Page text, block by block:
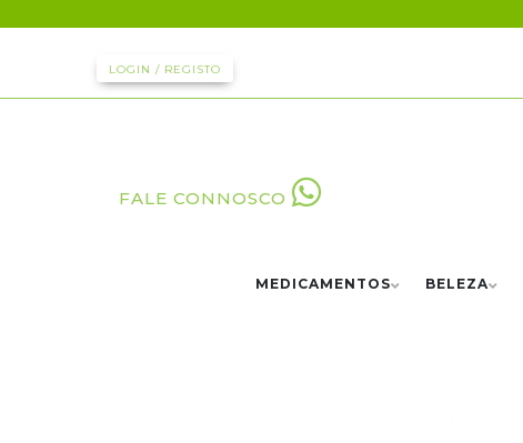
LOGIN / REGISTO
FALE CONNOSCO
MEDICAMENTOS BELEZA